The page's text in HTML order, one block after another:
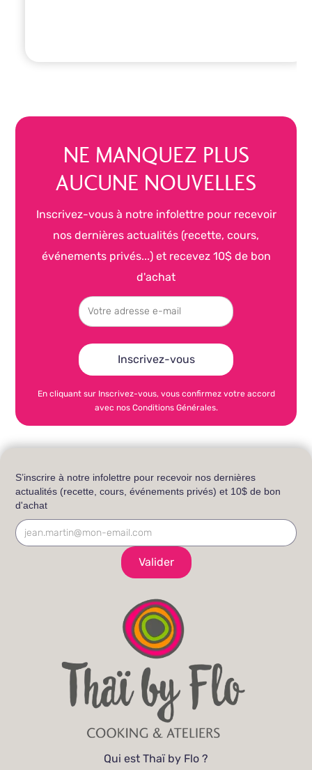
NE MANQUEZ PLUS
AUCUNE NOUVELLES
Inscrivez-vous à notre infolettre pour recevoir
nos dernières actualités (recette, cours,
événements privés...) et recevez 10$ de bon
d'achat
En cliquant sur Inscrivez-vous, vous confirmez votre accord
avec nos Conditions Générales.
S’inscrire à notre infolettre pour recevoir nos dernières
actualités (recette, cours, événements privés) et 10$ de bon
d'achat
Qui est Thaï by Flo ?